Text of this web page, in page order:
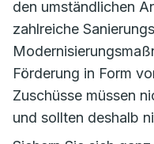
den umständlichen
zahlreiche
Förderung in Form
Zuschüsse müssen
und sollten deshalb